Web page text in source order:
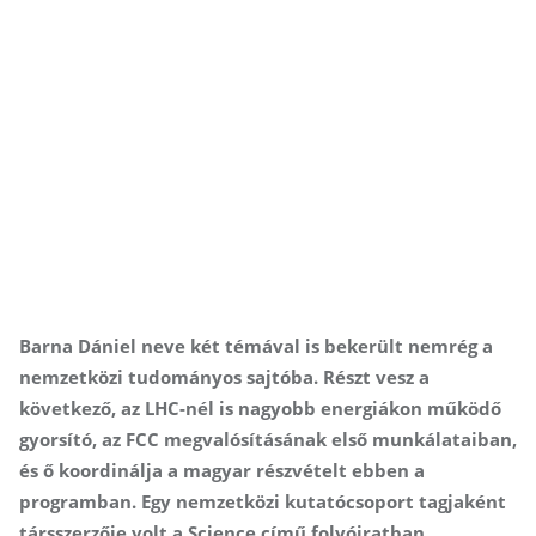
Barna Dániel neve két témával is bekerült nemrég a
nemzetközi tudományos sajtóba. Részt vesz a
következő, az LHC-nél is nagyobb energiákon működő
gyorsító, az FCC megvalósításának első munkálataiban,
és ő koordinálja a magyar részvételt ebben a
programban. Egy nemzetközi kutatócsoport tagjaként